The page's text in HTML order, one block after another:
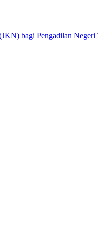
bagi Pengadilan